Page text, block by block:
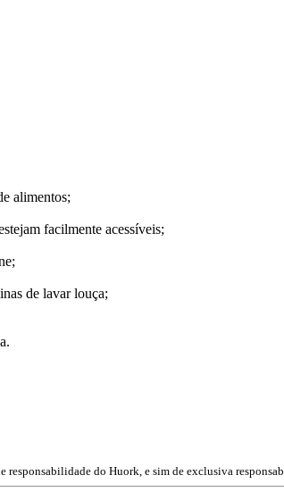
alimentos;
facilmente acessíveis;
de lavar louça;
responsabilidade do Huork, e sim de exclusiva